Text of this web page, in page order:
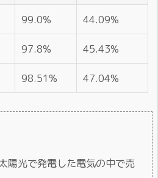
99.0% 44.09%
97.8% 45.43%
98.51% 47.04%
光で発電した電気の中で売